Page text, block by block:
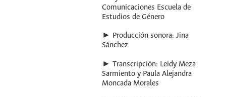
Comunicaciones Escuela de
Estudios de Género
► Producción sonora: Jina
Sánchez
► Transcripción: Leidy Meza
Sarmiento y Paula Alejandra
Moncada Morales